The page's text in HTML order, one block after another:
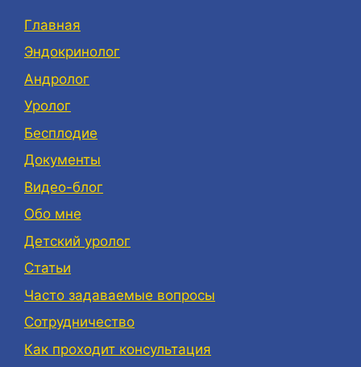
Главная
Эндокринолог
Андролог
Уролог
Бесплодие
Документы
Видео-блог
Обо мне
Детский уролог
Статьи
Часто задаваемые вопросы
Сотрудничество
Как проходит консультация